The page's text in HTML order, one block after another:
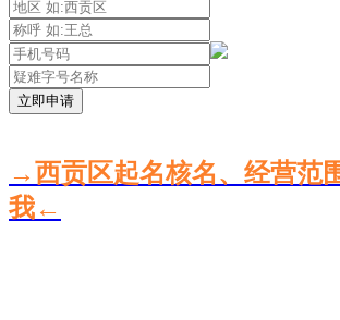
立即申请
→西贡区起名核名、经营范
我←